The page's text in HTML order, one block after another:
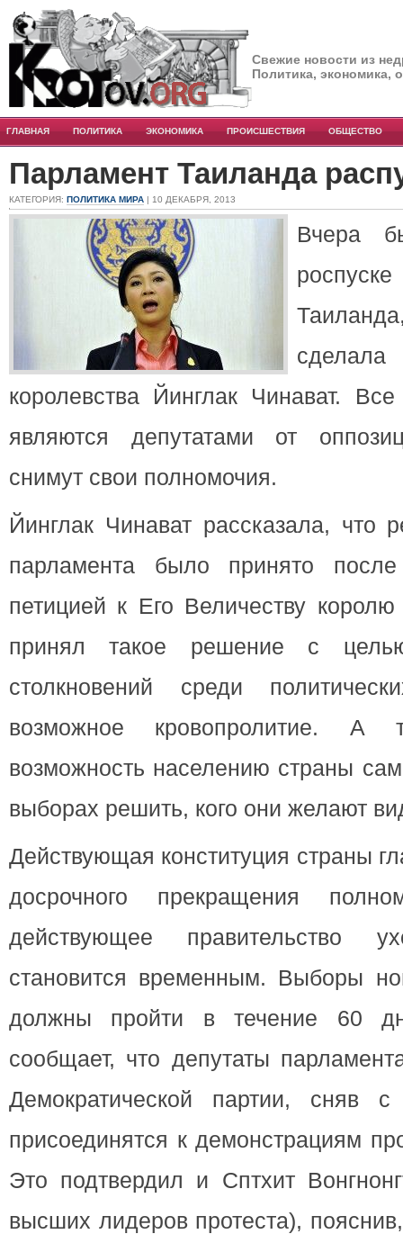
Свежие новости из
Политика, экономика,
ГЛАВНАЯ ПОЛИТИКА ЭКОНОМИКА ПРОИСШЕСТВИЯ ОБЩЕСТВО
Парламент Таиланда
КАТЕГОРИЯ: ПОЛИТИКА МИРА | 10 ДЕКАБРЯ, 2013
Вчера
королевства Йинглак Чинават.
являются депутатами от
снимут свои полномочия.
Йинглак Чинават рассказала, что
парламента было принято
петицией к Его Величеству
принял такое решение с
столкновений среди
возможное кровопролитие. А
возможность населению страны
выборах решить, кого они желают
Действующая конституция страны
досрочного прекращения
действующее правительство
становится временным. Выборы
должны пройти в течение 60
сообщает, что депутаты
Демократической партии, сняв
присоединятся к демонстрациям
Это подтвердил и Сптхит
высших лидеров протеста),